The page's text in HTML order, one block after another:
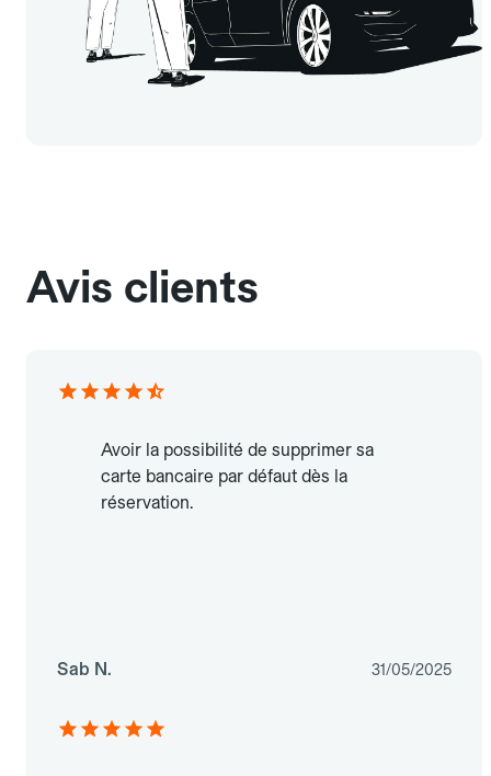
Avis clients
Avoir la possibilité de supprimer sa
carte bancaire par défaut dès la
réservation.
Sab N. 31/05/2025